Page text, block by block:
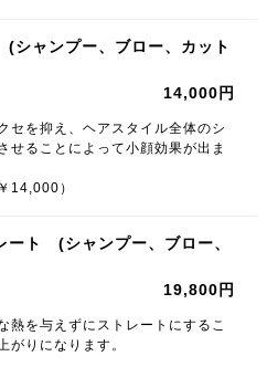
ャンプー、ブロー、カット
14,000円
セを抑え、ヘアスタイル全体のシ
せることによって小顔効果が出ま
14,000）
ート (シャンプー、ブロー、
19,800円
熱を与えずにストレートにするこ
がりになります。